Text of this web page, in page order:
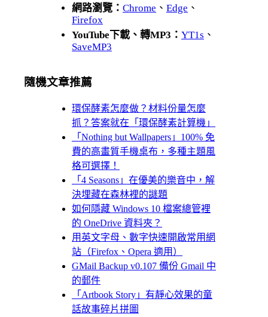
網路瀏覽： Chrome 、 Edge 、
Firefox
YouTube下載、轉MP3： YT1s 、
SaveMP3
隨機文章推薦
環保酵素怎麼做？材料份量怎麼
抓？答案就在「環保酵素計算機」
「Nothing but Wallpapers」100% 免
費的高畫質手機桌布，多種主題風
格可選擇！
「4 Seasons」在優美的樂音中，解
決埋藏在森林裡的謎題
如何隱藏 Windows 10 檔案總管裡
的 OneDrive 資料夾？
用英文字母、數字快速開啟常用網
站（Firefox、Opera 適用）
GMail Backup v0.107 備份 Gmail 中
的郵件
「Artbook Story」有靜心效果的童
話故事碎片拼圖